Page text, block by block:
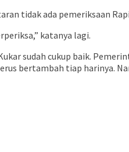
tidak ada pemeriksaan
katanya lagi.
sudah cukup baik.
bertambah tiap